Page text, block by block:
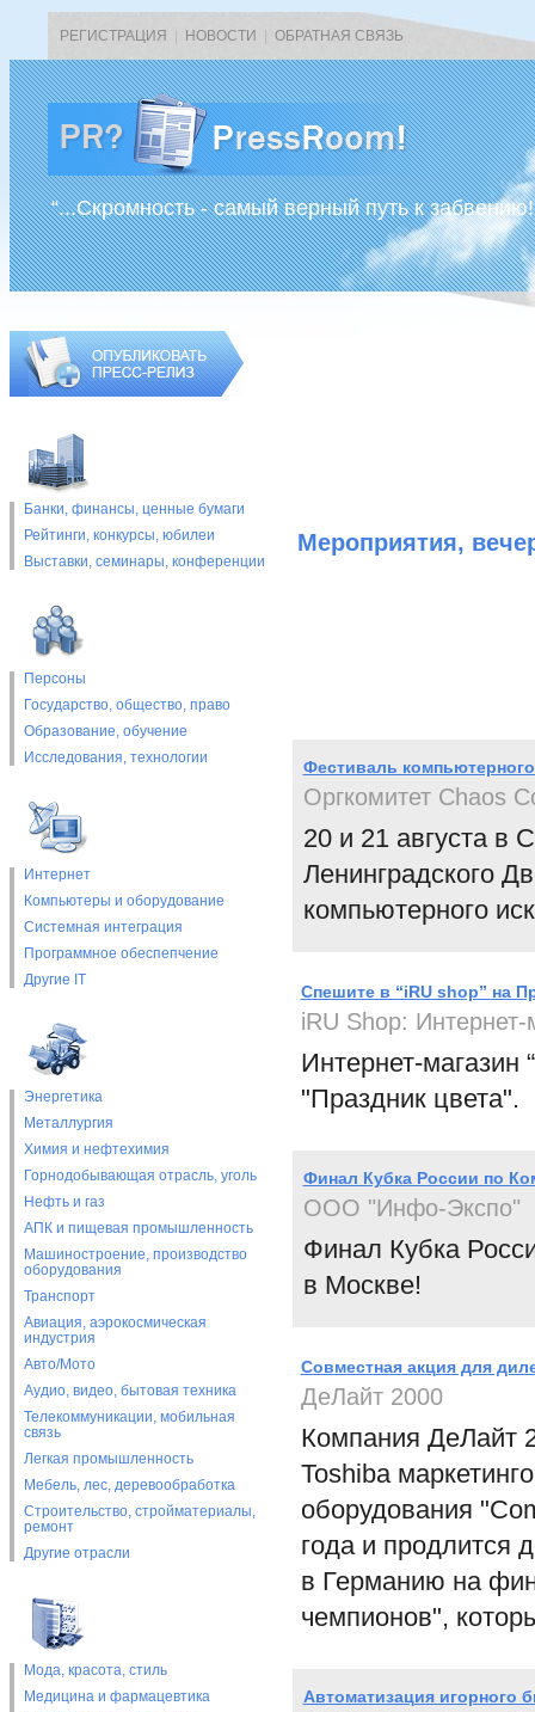
РЕГИСТРАЦИЯ НОВОСТИ ОБРАТНАЯ СВЯЗЬ
“...Скромность - самый верный путь к
Банки, финансы, ценные бумаги
Рейтинги, конкурсы, юбилеи
Выставки, cеминары, конференции
Персоны
Государство, общество, право
Образование, обучение
Исследования, технологии
Интернет
Компьютеры и оборудование
Системная интеграция
Программное обеспепчение
Другие IT
Энергетика
Металлургия
Химия и нефтехимия
Горнодобывающая отрасль, уголь
Нефть и газ
АПК и пищевая промышленность
Машиностроение, производство
оборудования
Транспорт
Авиация, аэрокосмическая
индустрия
Авто/Мото
Аудио, видео, бытовая техника
Телекоммуникации, мобильная
связь
Легкая промышленность
Мебель, лес, деревообработка
Строительство, стройматериалы,
ремонт
Другие отрасли
Мода, красота, стиль
Медицина и фармацевтика
Мероприятия,
Фестиваль
Оргкомитет Chaos
20 и 21 августа в
Ленинградского
компьютерного
Спешите в “iRU shop” на
iRU Shop: Интернет-
Интернет-магазин
"Праздник цвета".
Финал Кубка России по
OOO "Инфо-Экспо"
Финал Кубка
в Москве!
Совместная акция для
ДеЛайт 2000
Компания ДеЛайт
Toshiba
оборудования
года и продлится
в Германию на
чемпионов",
Автоматизация игорного